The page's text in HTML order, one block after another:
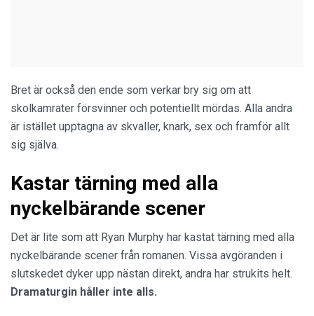
Bret är också den ende som verkar bry sig om att
skolkamrater försvinner och potentiellt mördas. Alla andra
är istället upptagna av skvaller, knark, sex och framför allt
sig själva.
Kastar tärning med alla
nyckelbärande scener
Det är lite som att Ryan Murphy har kastat tärning med alla
nyckelbärande scener från romanen. Vissa avgöranden i
slutskedet dyker upp nästan direkt, andra har strukits helt.
Dramaturgin håller inte alls.